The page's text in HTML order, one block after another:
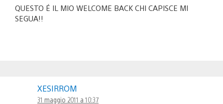
QUESTO É IL MIO WELCOME BACK CHI CAPISCE MI
SEGUA!!
XESIRROM
31 maggio 2011 a 10:37